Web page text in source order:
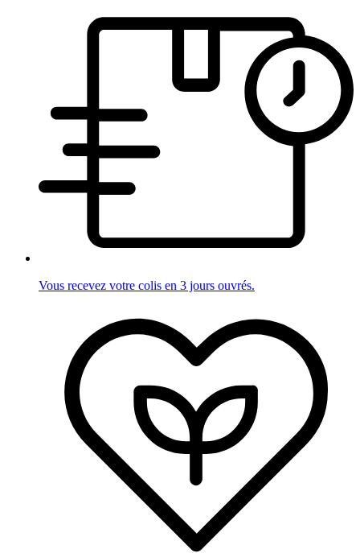
Vous recevez votre colis en 3 jours ouvrés.